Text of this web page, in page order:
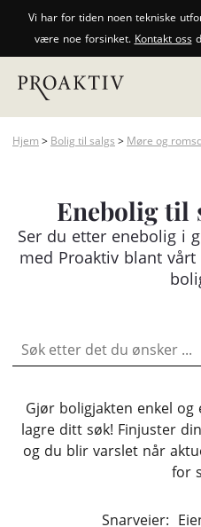
Vi har for tiden noen tekniske
være noe forsinket. Kontakt oss
Hjem > Bolig til salgs > Møre og
Enebolig til
Ser du etter enebolig i
med Proaktiv blant
Gjør boligjakten enkel og
lagre ditt søk! Finjuster
og du blir varslet når
for
Snarveier: